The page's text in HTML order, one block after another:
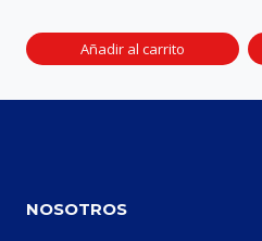
Añadir al carrito
NOSOTROS